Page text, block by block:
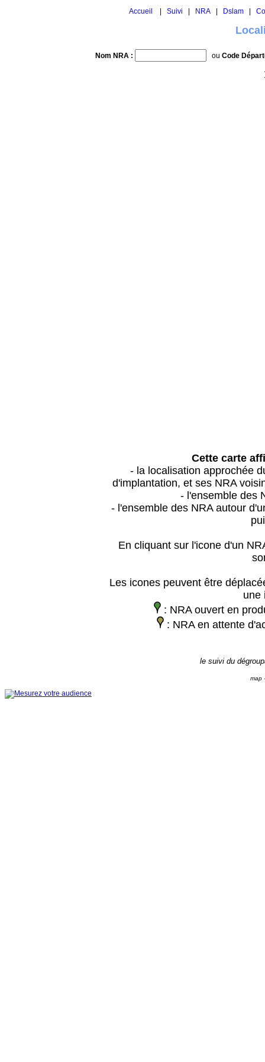
Accueil Suivi NRA Dslam
Nom NRA : ou Code
Cette carte
- la localisation approchée
d'implantation, et ses NRA
- l'ensemble des
- l'ensemble des NRA autour
En cliquant sur l'icone d'un
Les icones peuvent être
une
: NRA ouvert en
: NRA en attente
le suivi du
map